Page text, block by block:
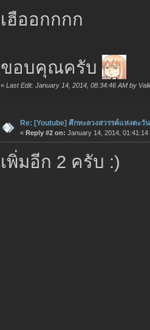
เฮืออกกกก
ขอบคุณครับ
« Last Edit: January 14, 2014, 08:34:46 AM by
Re: [Youtube] ศึกทะลวงสวรรค์แห่งตะ
« Reply #2 on: January 14, 2014, 01:41:14
เพิ่มอีก 2 ครับ :)